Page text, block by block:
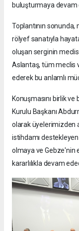
buluşturmaya devam
Toplantının
rölyef sanatıyla
oluşan serginin meclis
Aslantaş, tüm meclis
ederek bu anlamlı
Konuşmasını birlik
Kurulu Başkanı
olarak üyelerimizden
istihdamı
olmaya ve Gebze'nin
kararlılıkla devam